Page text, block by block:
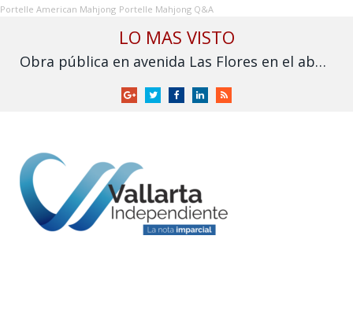
Portelle American Mahjong Portelle Mahjong Q&A
LO MAS VISTO
Obra pública en avenida Las Flores en el abandono
GoogleTwitterFacebookLinkedInRSS